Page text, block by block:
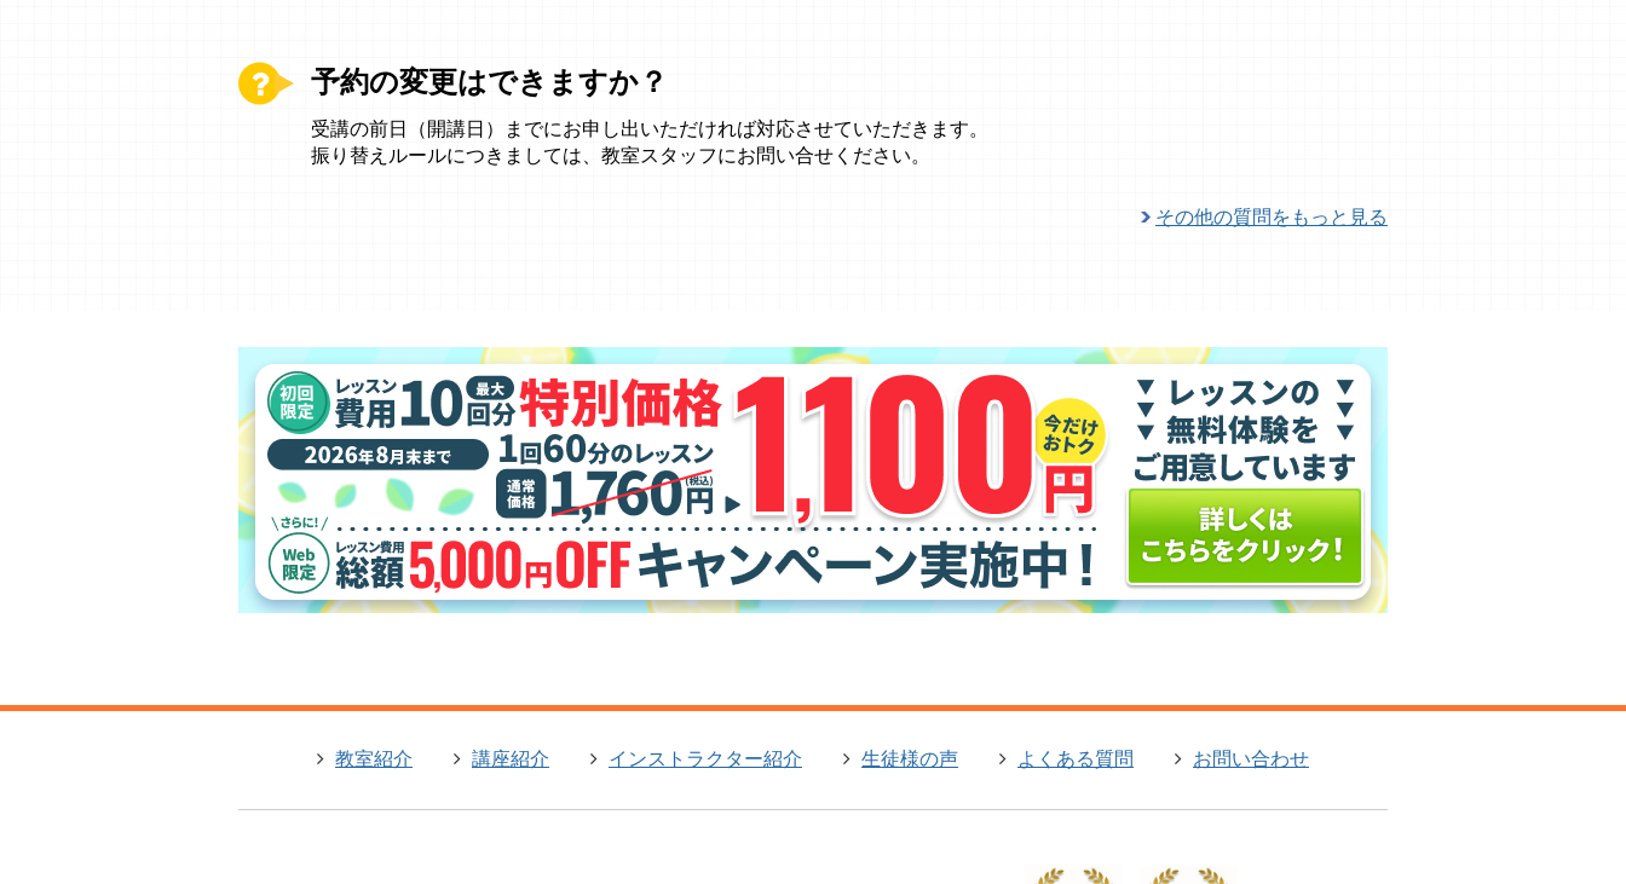
予約の変更はできますか？
受講の前日（開講日）までにお申し出いただければ対応させていただきます。
振り替えルールにつきましては、教室スタッフにお問い合せください。
その他の質問をもっと見る
教室紹介 講座紹介 インストラクター紹介 生徒様の声 よくある質問 お問い合わせ